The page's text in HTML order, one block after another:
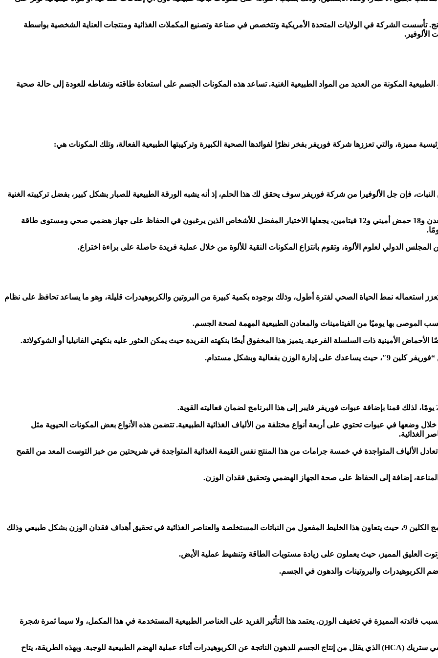
ليفنج. تأسست الشركة في الولايات المتحدة الأمريكية وتتخصص في صناعة وتصنيع المكملات الغذائية ومنتجات العناية الشخصية بواسطة
الألوفير.
21 يومًا من خلال تركيبته الطبيعية المكونة من العديد من المواد الطبيعية الغنية. تساعد هذه المكونات الجسم على استعادة طاقته ونشاطه للعودة إلى حالة صحية
مميزة، والتي تعززها شركة فوريفر بفخر نظرًا لفوائدها الصحية الكبيرة وتركيبتها الطبيعية الفعالة، وتلك المكونات هي:
فإن جل الألوفيرا من شركة فوريفر سوف يحقق لك هذا الحلم، إذ أنه يشبه الورقة الطبيعية للصبار بشكل كبير، بفضل تركيبته الغنية
وجود أكثر من 200 مركب في ورقة الصبار المذهلة، بما في ذلك 20 معدن و18 حمض أميني و12 فيتامين، يجعلها الاختيار المفضل للأشخاص الذين يرغبون في الحفاظ على جهاز هضمي صحي ومستوى طاقة
الدولي لعلوم الألوة، وتقوم بانتزاع المكونات النقية للألوة من خلال عملية فريدة حاصلة على براءة اختراع.
ألترا هو تمامًا إضافة مثالية لبرنامج كلين 9 لمدة 21 يوم، يُعزز استعماله نمط الحياة الصحي لفترة أطول، وذلك بوجوده بكمية كبيرة من البروتين والكربوهيدرات قليلة، وهو ما يساعد تحافظ على نظام
الأحماض الأمينية ذات السلسلة الفرعية. يتميز هذا المخفوق أيضًا بنكهته الفريدة حيث يمكن العثور عليه بنكهتي الفانيليا أو الشوكولاتة.
بفعالية وبشكل مستدام.
وضعها في عبوات تحتوي على أربعة أنواع مختلفة من الألياف الغذائية الطبيعية. تتضمن هذه الأنواع بعض المكونات الحيوية مثل
الغذائية.
الألياف المتواجدة في خمسة جرامات من هذا المنتج نفس القيمة الغذائية المتواجدة في شريحتين من خبز التوست المعد من القمح
إضافة إلى الحفاظ على صحة الجهاز الهضمي وتحقيق فقدان الوزن.
يعد أحد العناصر الغذائية ذات الأهمية العالية المدرجة في مكونات برنامج الكلين 9، حيث يتعاون هذا الخليط المفعول من النباتات المستخلصة والعناصر الغذائية في تحقيق أهداف فقدان الوزن بشكل طبيعي وذلك
العليق المميز، حيث يعملون على زيادة مستويات الطاقة وتنشيط عملية الأيض.
الكربوهيدرات والبروتينات والدهون في الجسم.
بلس هو مكمل غذائي مبتكر تمت إضافته إلى برنامج كلين 9 بسبب فائدته المميزة في تخفيف الوزن. يعتمد هذا التأثير الفريد على العناصر الطبيعية المستخدمة في هذا المكمل، ولا سيما ثمرة شجرة
عند تجفيف قشرة هذه الفاكهة واستخدامها، يتم إنتاج حمض الهيدروكسي ستريك (HCA) الذي يقلل من إنتاج الجسم للدهون الناتجة عن الكربوهيدرات أثناء عملية الهضم الطبيعية للوجبة. وبهذه الطريقة، يتاح